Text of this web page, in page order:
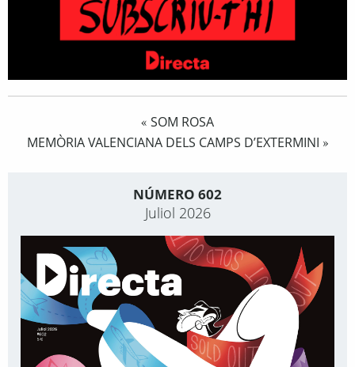
« SOM ROSA
MEMÒRIA VALENCIANA DELS CAMPS D’EXTERMINI »
NÚMERO 602
Juliol 2026